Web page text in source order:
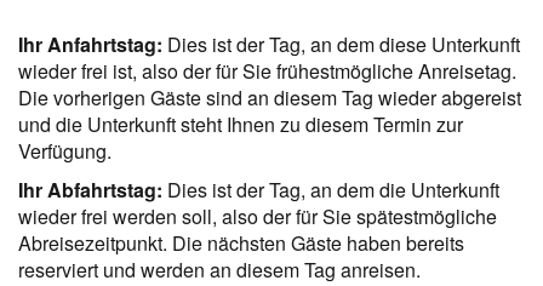
Ihr Anfahrtstag: Dies ist der Tag, an dem diese Unterkunft
wieder frei ist, also der für Sie frühestmögliche Anreisetag.
Die vorherigen Gäste sind an diesem Tag wieder abgereist
und die Unterkunft steht Ihnen zu diesem Termin zur
Verfügung.
Ihr Abfahrtstag: Dies ist der Tag, an dem die Unterkunft
wieder frei werden soll, also der für Sie spätestmögliche
Abreisezeitpunkt. Die nächsten Gäste haben bereits
reserviert und werden an diesem Tag anreisen.